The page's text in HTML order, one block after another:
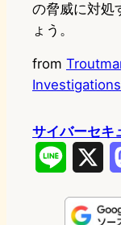
の脅威に対処
ょう。
from
サイバーセキ
n